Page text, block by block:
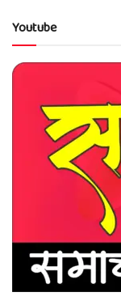
Youtube